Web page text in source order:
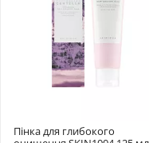
Пінка для глибокого